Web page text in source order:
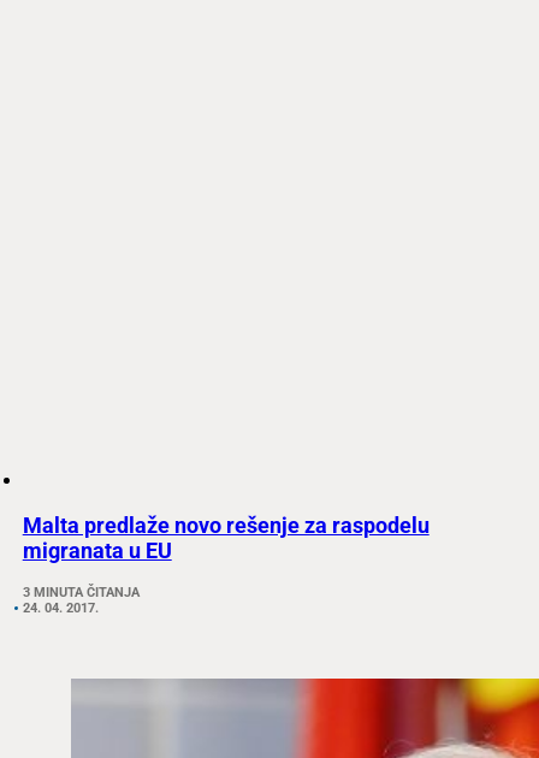
Malta predlaže novo rešenje za raspodelu
migranata u EU
3 MINUTA ČITANJA
24. 04. 2017.